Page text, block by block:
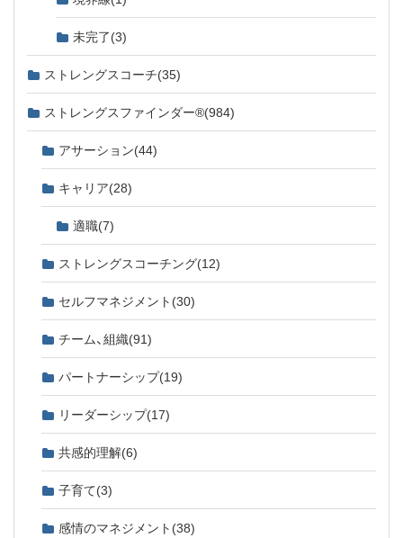
未完了(3)
ストレングスコーチ(35)
ストレングスファインダー®(984)
アサーション(44)
キャリア(28)
適職(7)
ストレングスコーチング(12)
セルフマネジメント (30)
チーム、組織(91)
パートナーシップ(19)
リーダーシップ(17)
共感的理解(6)
子育て(3)
感情のマネジメント (38)